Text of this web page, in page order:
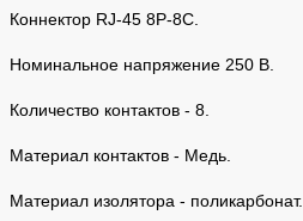
Коннектор RJ-45 8P-8C.
Номинальное напряжение 250 В.
Количество контактов - 8.
Материал контактов - Медь.
Материал изолятора - поликарбонат.